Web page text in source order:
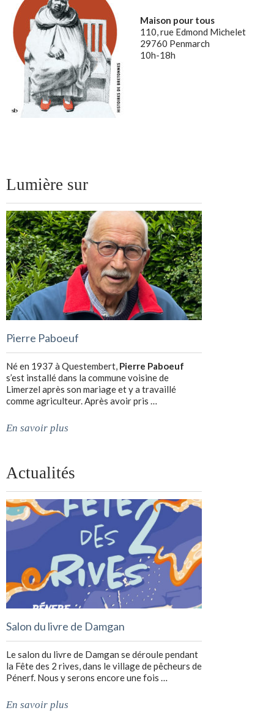
Maison pour tous
110, rue Edmond Michelet
29760 Penmarch
10h-18h
Lumière sur
Pierre Paboeuf
Né en 1937 à Questembert, Pierre Paboeuf
s’est installé dans la commune voisine de
Limerzel après son mariage et y a travaillé
comme agriculteur. Après avoir pris …
En savoir plus
Actualités
Salon du livre de Damgan
Le salon du livre de Damgan se déroule pendant
la Fête des 2 rives, dans le village de pêcheurs de
Pénerf. Nous y serons encore une fois …
En savoir plus